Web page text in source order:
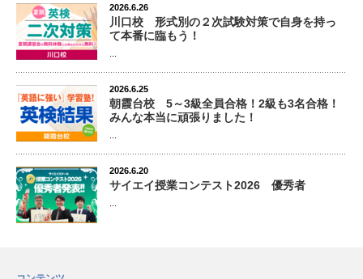
2026.6.26
川口校 形式別の２次試験対策で自身を持っ
て本番に臨もう！
2026.6.25
朝霞台校 5～3級全員合格！2級も3名合格！
みんな本当に頑張りました！
2026.6.20
サイエイ授業コンテスト2026 優秀者